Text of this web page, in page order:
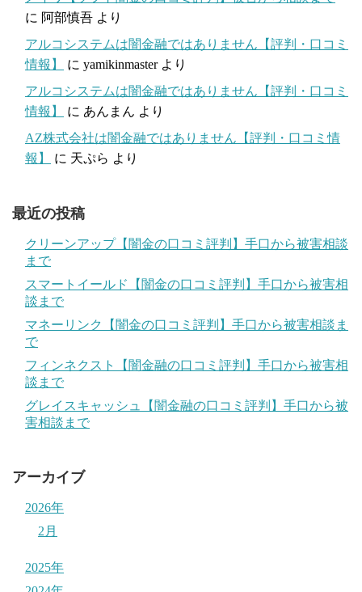
に 阿部慎吾 より
アルコシステムは闇金融ではありません【評判・口コミ
情報】
に yamikinmasterより
アルコシステムは闇金融ではありません【評判・口コミ
情報】
に あんまん より
AZ株式会社は闇金融ではありません【評判・口コミ情
報】
に 天ぷら より
最近の投稿
クリーンアップ【闇金の口コミ評判】手口から被害相談
まで
スマートイールド【闇金の口コミ評判】手口から被害相
談まで
マネーリンク【闇金の口コミ評判】手口から被害相談ま
で
フィンネクスト【闇金融の口コミ評判】手口から被害相
談まで
グレイスキャッシュ【闇金融の口コミ評判】手口から被
害相談まで
アーカイブ
2026年
2月
2025年